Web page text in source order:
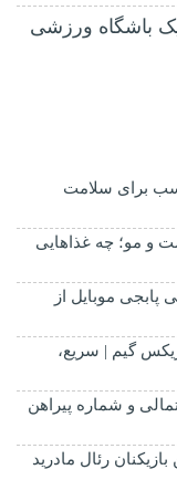
باشگاه ورزشی
برای سلامت
مو؛ چه غذاهایی
موبایل از
گیم | سریع،
و شماره پیراهن
رئال مادرید